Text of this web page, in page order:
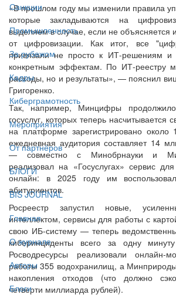
Санкции
Промышленность
За рубежом
Кадры
Киберграмотность
Мероприятия
От партнёров
БЛОГИ
BIS JOURNAL
Главная
О журнале
Авторы
Блоги
«В прошлом году мы изменили правила
которые закладываются на
выделяем в случае, если не объясняется
от цифровизации. Как итог, все
привязали не просто к ИТ-решениям
конкретным эффектам. По ИТ-реестру
расходы, но и результаты», — пояснил
Григоренко.
Так, например, Минцифры продолжило
госуслуг, которых теперь насчитывается
на платформе зарегистрировано
ежедневная аудитория составляет 14
— совместно с Минобрнауки и
реализовал на «Госуслугах» сервис
онлайн: в 2025 году им
абитуриентов.
Росреестр запустил новые,
интеллектом, сервисы для работы с
свою ИБ-систему — теперь
киберинциденты всего за одну
Росводресурсы реализовали онлайн-
работы 355 водохранилищ, а
накопления отходов (что должно
четверти миллиарда рублей).